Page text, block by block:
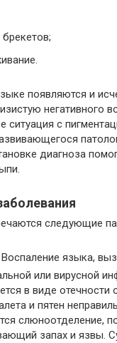
появляются и
негативного
ситуация с
диагноза
следующие
Воспаление языка,
или вирусной
в виде отечности
и пятен
слюноотделение,
запах и язвы.